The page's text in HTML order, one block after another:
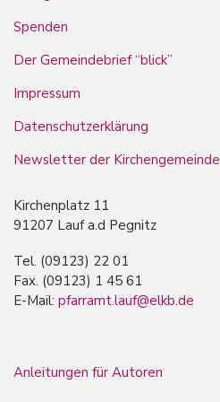
Spenden
Der Gemeindebrief “blick”
Impressum
Datenschutzerklärung
Newsletter der Kirchengemeinde
Kirchenplatz 11
91207 Lauf a.d Pegnitz
Tel. (09123) 22 01
Fax. (09123) 1 45 61
E-Mail: pfarramt.lauf@elkb.de
Anleitungen für Autoren